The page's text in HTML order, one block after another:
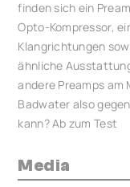
finden sich ein
Opto-Kompressor,
Klangrichtungen
ähnliche
andere Preamps am
Badwater also
kann? Ab zum Test
Media